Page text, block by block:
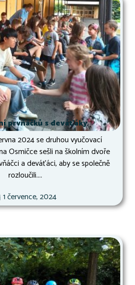
prvňáčků s deváťáky
2024 se druhou vyučovací
Osmičce sešli na školním dvoře
a deváťáci, aby se společně
rozloučili....
1 července, 2024